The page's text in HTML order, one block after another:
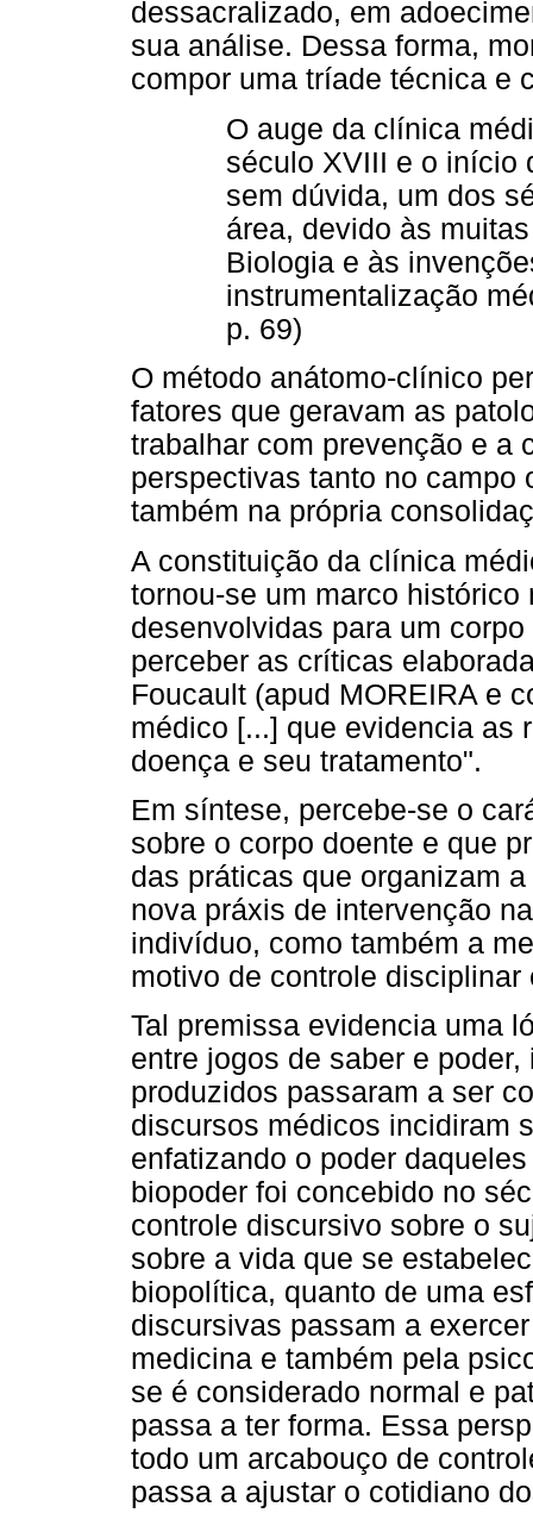
dessacralizado, em
sua análise. Dessa forma,
compor uma tríade técnica e
O auge da clínica
século XVIII e o início
sem dúvida, um dos
área, devido às
Biologia e às
instrumentalização
p. 69)
O método anátomo-clínico
fatores que geravam as
trabalhar com prevenção e a
perspectivas tanto no campo
também na própria
A constituição da clínica
tornou-se um marco
desenvolvidas para um
perceber as críticas
Foucault (apud MOREIRA e
médico [...] que evidencia as
doença e seu tratamento".
Em síntese, percebe-se o
sobre o corpo doente e que
das práticas que organizam
nova práxis de intervenção
indivíduo, como também a
motivo de controle disciplinar
Tal premissa evidencia uma
entre jogos de saber e
produzidos passaram a ser
discursos médicos incidiram
enfatizando o poder
biopoder foi concebido no
controle discursivo sobre o
sobre a vida que se
biopolítica, quanto de uma
discursivas passam a
medicina e também pela
se é considerado normal e
passa a ter forma. Essa
todo um arcabouço de
passa a ajustar o cotidiano